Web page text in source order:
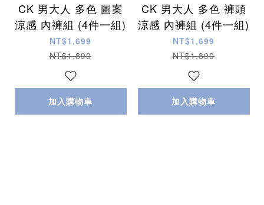
CK 男大人 多色 圖案
涼感 內褲組 (4件一組)
NT$1,699
NT$1,890
加入購物車
CK 男大人 多色 褲頭
涼感 內褲組 (4件一組)
NT$1,699
NT$1,890
加入購物車